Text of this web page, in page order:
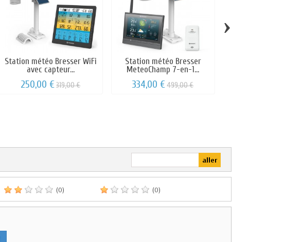
Station météo Bresser WiFi
avec capteur...
250,00 €319,00 €
Station météo Bresser
MeteoChamp 7-en-1...
334,00 €499,00 €
›
(0) (0)